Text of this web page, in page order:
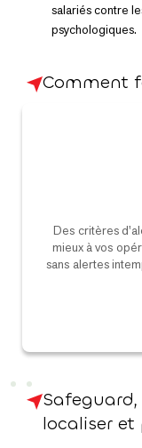
salariés contre
psychologiques.
Comment
Des critères
mieux à vos
sans alertes
localiser et